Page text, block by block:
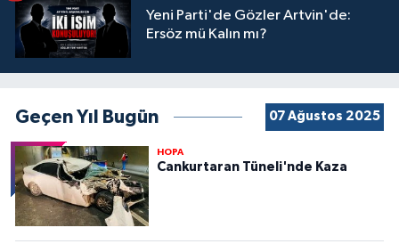
Yeni Parti'de Gözler Artvin'de:
Ersöz mü Kalın mı?
Geçen Yıl Bugün 07 Ağustos 2025
HOPA
Cankurtaran Tüneli'nde Kaza